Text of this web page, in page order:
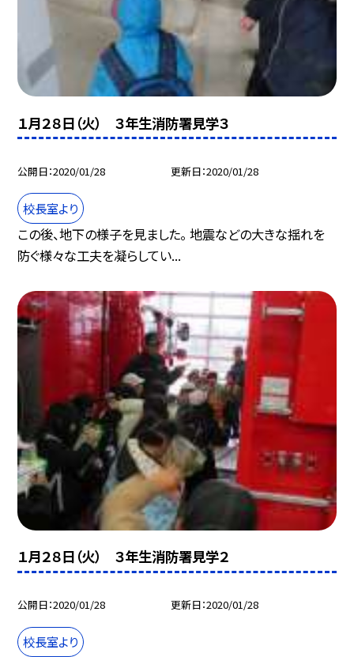
１月２８日（火） ３年生消防署見学３
公開日 2020/01/28 更新日 2020/01/28
校長室より
この後、地下の様子を見ました。 地震などの大きな揺れを
防ぐ様々な工夫を凝らしてい...
１月２８日（火） ３年生消防署見学２
公開日 2020/01/28 更新日 2020/01/28
校長室より